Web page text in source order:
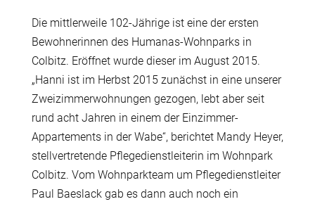
Die mittlerweile 102-Jährige ist eine der ersten
Bewohnerinnen des Humanas-Wohnparks in
Colbitz. Eröffnet wurde dieser im August 2015.
„Hanni ist im Herbst 2015 zunächst in eine unserer
Zweizimmerwohnungen gezogen, lebt aber seit
rund acht Jahren in einem der Einzimmer-
Appartements in der Wabe“, berichtet Mandy Heyer,
stellvertretende Pflegedienstleiterin im Wohnpark
Colbitz. Vom Wohnparkteam um Pflegedienstleiter
Paul Baeslack gab es dann auch noch ein